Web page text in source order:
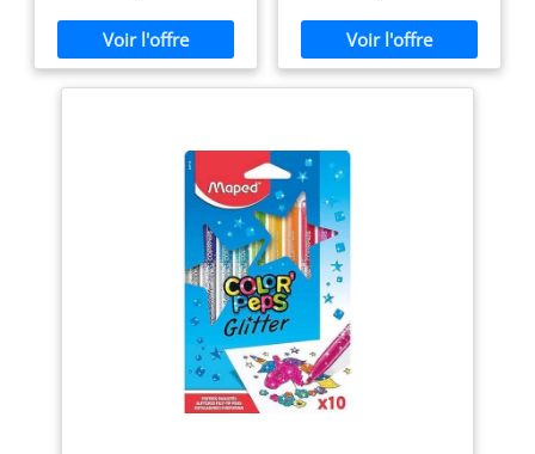
Idéale à la maison ou en
voyage ! MATÉRIEL DE
QUALITÉ
crayons aquarellables, 8
pastels à l’huile, 12 stylos
gel pailletés, 2 crayons
graphite (HB et 2B) et 2
pinceaux à réservoir d’eau.
POUR DESSINER ET
AQUARELLER FACILEMENT
– Grâce aux pinceaux à
réservoir d’eau, l’enfant
peut mélanger les couleurs
et aquareller directement
les crayons, feutres ou
Le jouet est fourni avec 250
modèles d'images à
décalquer grâce à la
développement CRÉER ET
S'AMUSER : L'enfant glisse
le modèle dans la machine
à dessin, tourne la molette
et décalque le modèle sur
une feuille blanche, ou crée
des compositions en
assemblant plusieurs
modèles CONTENU DU JEU
: 1 tableau lumineux + 30
feuilles en plastique + 12
feuilles océan + 20 feuilles